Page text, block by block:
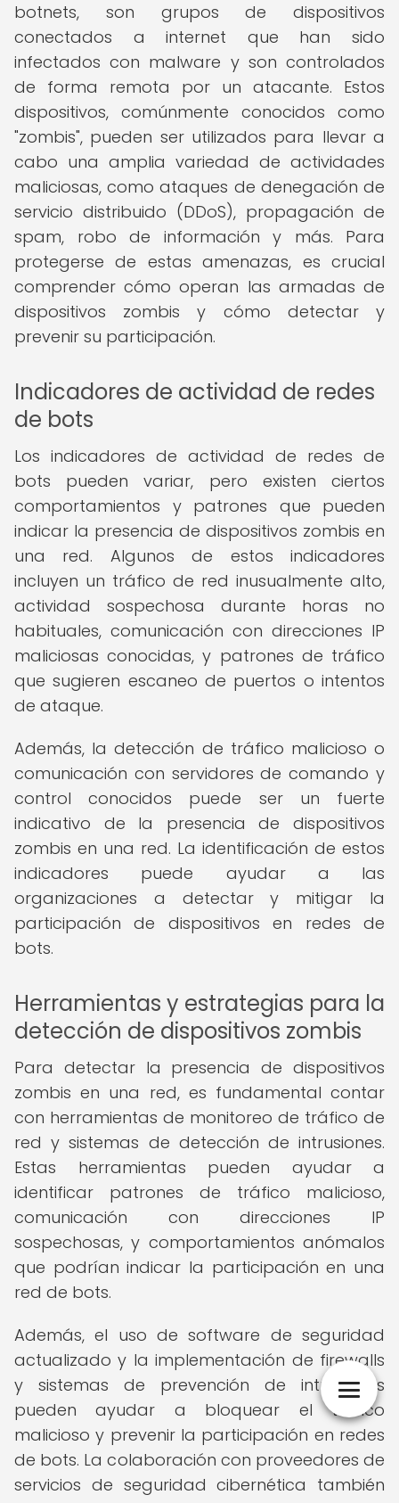
botnets, son grupos de dispositivos
conectados a internet que han sido
infectados con malware y son controlados
de forma remota por un atacante. Estos
dispositivos, comúnmente conocidos como
"zombis", pueden ser utilizados para llevar a
cabo una amplia variedad de actividades
maliciosas, como ataques de denegación de
servicio distribuido (DDoS), propagación de
spam, robo de información y más. Para
protegerse de estas amenazas, es crucial
comprender cómo operan las armadas de
dispositivos zombis y cómo detectar y
prevenir su participación.
Indicadores de actividad de redes
de bots
Los indicadores de actividad de redes de
bots pueden variar, pero existen ciertos
comportamientos y patrones que pueden
indicar la presencia de dispositivos zombis en
una red. Algunos de estos indicadores
incluyen un tráfico de red inusualmente alto,
actividad sospechosa durante horas no
habituales, comunicación con direcciones IP
maliciosas conocidas, y patrones de tráfico
que sugieren escaneo de puertos o intentos
de ataque.
Además, la detección de tráfico malicioso o
comunicación con servidores de comando y
control conocidos puede ser un fuerte
indicativo de la presencia de dispositivos
zombis en una red. La identificación de estos
indicadores puede ayudar a las
organizaciones a detectar y mitigar la
participación de dispositivos en redes de
bots.
Herramientas y estrategias para la
detección de dispositivos zombis
Para detectar la presencia de dispositivos
zombis en una red, es fundamental contar
con herramientas de monitoreo de tráfico de
red y sistemas de detección de intrusiones.
Estas herramientas pueden ayudar a
identificar patrones de tráfico malicioso,
comunicación con direcciones IP
sospechosas, y comportamientos anómalos
que podrían indicar la participación en una
red de bots.
Además, el uso de software de seguridad
actualizado y la implementación de firewalls
y sistemas de prevención de intrusiones
pueden ayudar a bloquear el tráfico
malicioso y prevenir la participación en redes
de bots. La colaboración con proveedores de
servicios de seguridad cibernética también